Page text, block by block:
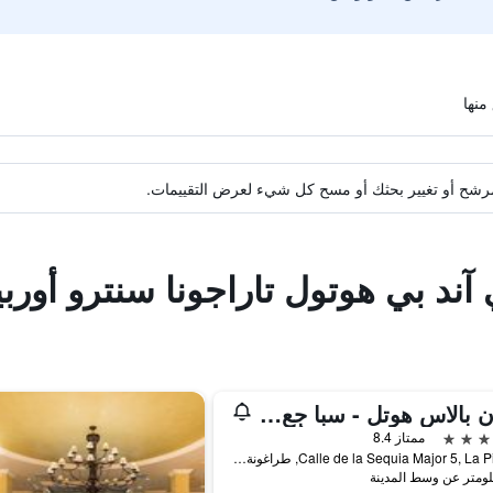
مرشح أو تغيير بحثك أو مسح كل شيء لعرض التقييمات.
آند بي هوتول تاراجونا سنترو
جران بالاس هوتل - سبا جٕع كلويدو
ممتاز 8.4
Calle de la Sequia Major 5, La Pineda, طراغونة تراجونا, كاتالونيا, أسبانيا